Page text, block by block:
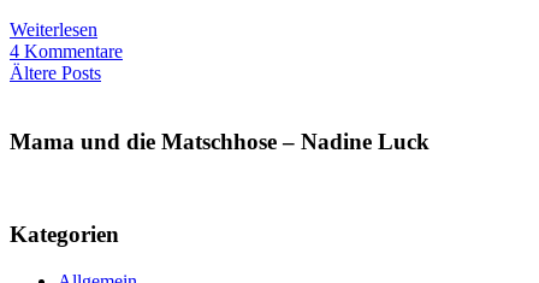
Weiterlesen
4 Kommentare
Beitragsnavigation
Ältere Posts
Mama und die Matschhose – Nadine Luck
Kategorien